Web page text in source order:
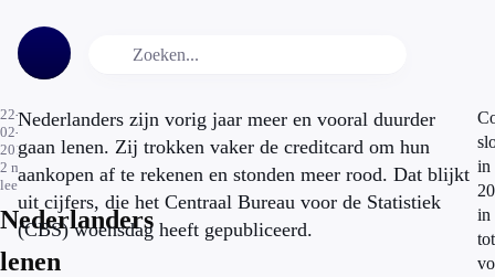
22-
02-
2012
2 min.
leestijd
Nederlanders
lenen
Nederlanders zijn vorig jaar meer en vooral duurder
gaan lenen. Zij trokken vaker de creditcard om hun
aankopen af te rekenen en stonden meer rood. Dat blijkt
uit cijfers, die het Centraal Bureau voor de Statistiek
(CBS) woensdag heeft gepubliceerd.
in
in